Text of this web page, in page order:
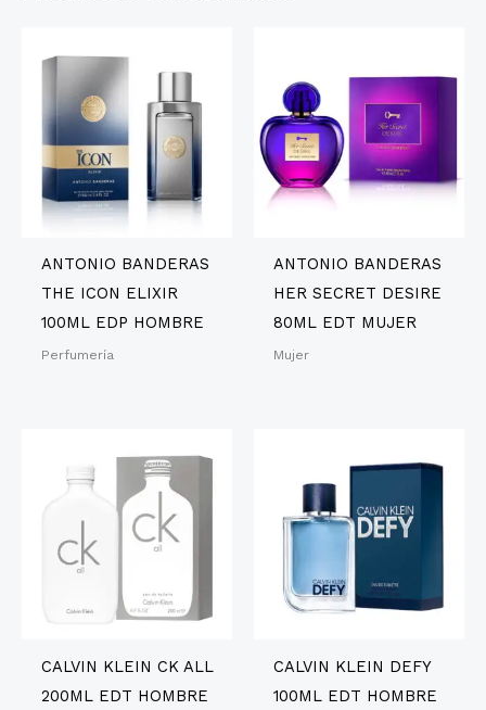
ANTONIO BANDERAS
THE ICON ELIXIR
100ML EDP HOMBRE
Perfumería
ANTONIO BANDERAS
HER SECRET DESIRE
80ML EDT MUJER
Mujer
CALVIN KLEIN CK ALL
200ML EDT HOMBRE
CALVIN KLEIN DEFY
100ML EDT HOMBRE